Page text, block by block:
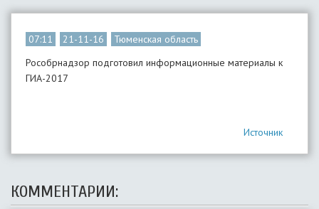
07:11 21-11-16
Тюменская область
Рособрнадзор подготовил информационные материалы к
ГИА-2017
Источник
КОММЕНТАРИИ: